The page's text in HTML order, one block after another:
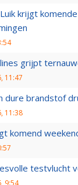
krijgt
grijpt
11:47
dure brandstof
11:38
komend
testvlucht